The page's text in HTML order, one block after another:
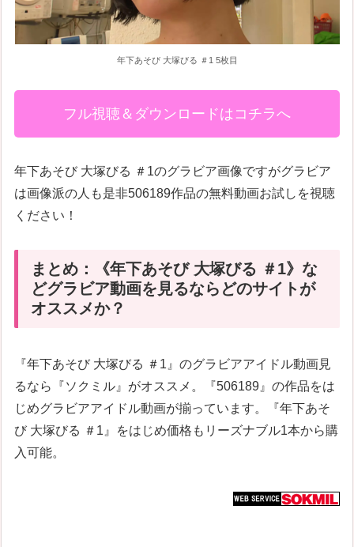
年下あそび 大塚びる ＃1 5枚目
フル視聴＆ダウンロードはコチラへ
年下あそび 大塚びる ＃1のグラビア画像ですがグラビア
は画像派の人も是非506189作品の無料動画お試しを視聴
ください！
まとめ：《年下あそび 大塚びる ＃1》な
どグラビア動画を見るならどのサイトが
オススメか？
『年下あそび 大塚びる ＃1』のグラビアアイドル動画見
るなら『ソクミル』がオススメ。『506189』の作品をは
じめグラビアアイドル動画が揃っています。『年下あそ
び 大塚びる ＃1』をはじめ価格もリーズナブル1本から購
入可能。